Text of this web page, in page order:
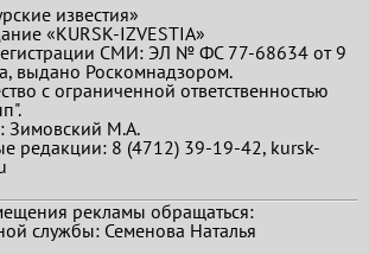
известия»
«KURSK-IZVESTIA»
СМИ: ЭЛ № ФС 77-68634 от 9
выдано Роскомнадзором.
с ограниченной ответственностью
Зимовский М.А.
редакции: 8 (4712) 39-19-42, kursk-
рекламы обращаться:
службы: Семенова Наталья